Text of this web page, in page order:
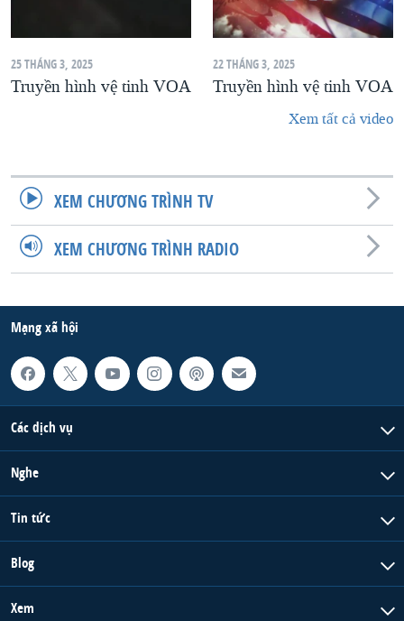
25 THÁNG 3, 2025
Truyền hình vệ tinh VOA
22 THÁNG 3, 2025
Truyền hình vệ tinh VOA
Xem tất cả video
XEM CHƯƠNG TRÌNH TV
XEM CHƯƠNG TRÌNH RADIO
Mạng xã hội
Các dịch vụ
Nghe
Tin tức
Blog
Xem